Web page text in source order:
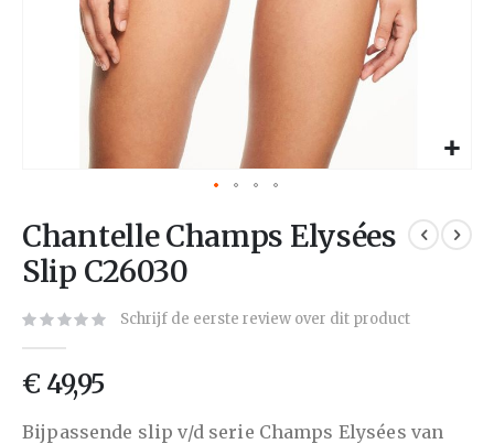
Chantelle Champs Elysées
Slip C26030
Schrijf de eerste review over dit product
€ 49,95
Bijpassende slip v/d serie Champs Elysées van